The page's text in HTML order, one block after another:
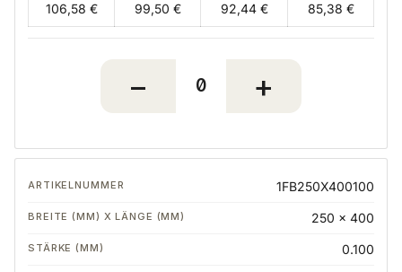
106,58 € 99,50 € 92,44 € 85,38 €
1FB250X400100
250 x 400
0.100